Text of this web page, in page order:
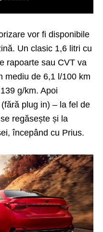
vor fi disponibile
Un clasic 1,6 litri cu
rapoarte sau CVT va
mediu de 6,1 l/100 km
g/km. Apoi
plug in) – la fel de
regăsește și la
începând cu Prius.